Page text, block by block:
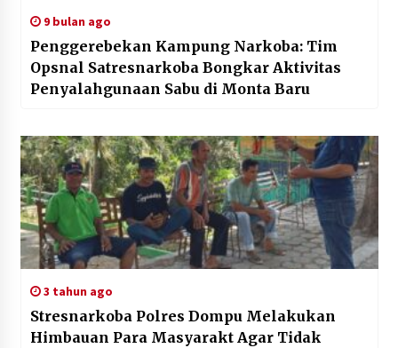
9 bulan ago
Penggerebekan Kampung Narkoba: Tim
Opsnal Satresnarkoba Bongkar Aktivitas
Penyalahgunaan Sabu di Monta Baru
3 tahun ago
Stresnarkoba Polres Dompu Melakukan
Himbauan Para Masyarakt Agar Tidak